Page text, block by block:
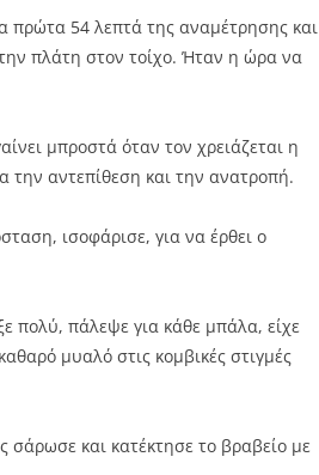
πρώτα 54 λεπτά της αναμέτρησης και
πλάτη στον τοίχο. Ήταν η ώρα να
μπροστά όταν τον χρειάζεται η
την αντεπίθεση και την ανατροπή.
ισοφάρισε, για να έρθει ο
πολύ, πάλεψε για κάθε μπάλα, είχε
μυαλό στις κομβικές στιγμές
και κατέκτησε το βραβείο με